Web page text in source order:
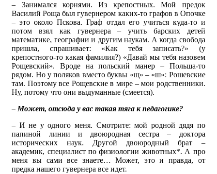
– Занимался корнями. Из крепостных. Мой предок
Василий Роща был гувернером каких-то графов в Опочке
– это около Пскова. Граф отдал его учиться куда-то и
потом взял как гувернера – учить барских детей
математике, географии и другим наукам. А когда свобода
пришла, спрашивает: «Как тебя записать?» (у
крепостного-то какая фамилия?) «Давай мы тебя назовем
Рощевский». Вроде на польский манер – Польша-то
рядом. Но у поляков вместо буквы «щ» – «ш»: Рошевские
там. Поэтому все Рощевские в мире – мои родственники.
Ну, потому что они выдуманные (смеется).
– Может, отсюда у вас такая тяга к педагогике?
– И не у одного меня. Смотрите: мой родной дядя по
папиной линии и двоюродная сестра – доктора
исторических наук. Другой двоюродный брат –
академик, специалист по физиологии животных*. А про
меня вы сами все знаете… Может, это и правда, от
предка нашего гувернера все идет.